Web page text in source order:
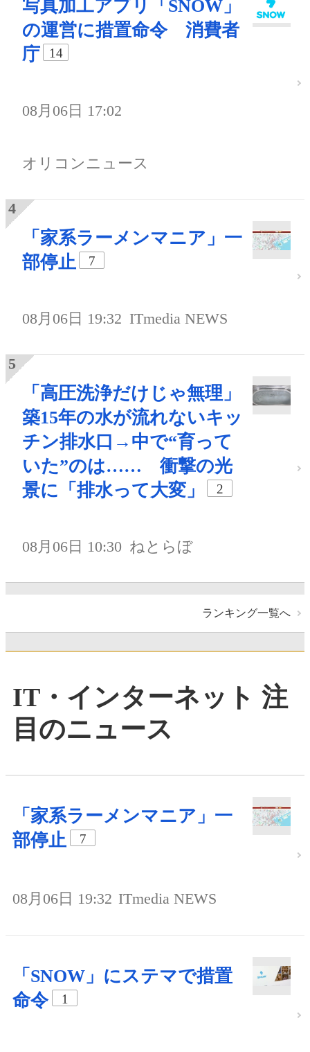
写真加工アプリ「SNOW」
の運営に措置命令 消費者
庁
14
08月06日 17:02
オリコンニュース
「家系ラーメンマニア」一
部停止
7
08月06日 19:32 ITmedia NEWS
「高圧洗浄だけじゃ無理」
築15年の水が流れないキッ
チン排水口→中で“育って
いた”のは…… 衝撃の光
景に「排水って大変」
2
08月06日 10:30 ねとらぼ
ランキング一覧へ
IT・インターネット 注
目のニュース
「家系ラーメンマニア」一
部停止
7
08月06日 19:32 ITmedia NEWS
「SNOW」にステマで措置
命令
1